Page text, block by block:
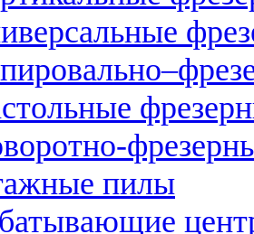
пилы